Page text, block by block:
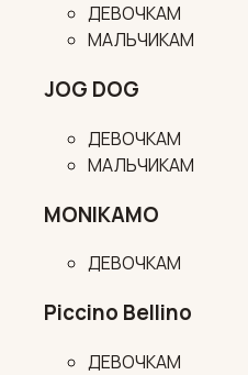
ДЕВОЧКАМ
МАЛЬЧИКАМ
JOG DOG
ДЕВОЧКАМ
МАЛЬЧИКАМ
MONIKAMO
ДЕВОЧКАМ
Piccino Bellino
ДЕВОЧКАМ